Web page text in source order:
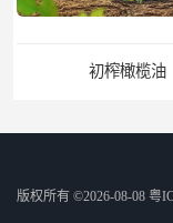
初榨橄榄油
版权所有 ©2026-08-08 粤